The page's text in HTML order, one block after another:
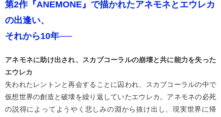
第2作『ANEMONE』で描かれたアネモネとエウレカ
の出逢い、
それから10年──
アネモネに助け出され、スカブコーラルの崩壊と共に能力を失った
エウレカ
失われたレントンと再会することに囚われ、スカブコーラルの中で
仮想世界の創造と破壊を繰り返していたエウレカ。アネモネの必死
の説得によってようやく悲しみの淵から抜け出し、現実世界に帰